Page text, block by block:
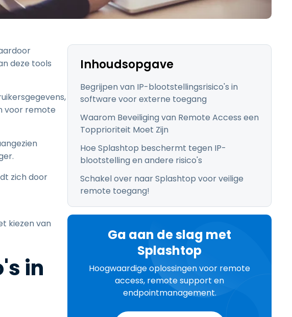
Ontdek alle sectoren
日本語
ภาษาไทย
Inhoudsopgave
Begrijpen van IP-blootstellingsrisico's in
software voor externe toegang
Waarom Beveiliging van Remote Access een
Topprioriteit Moet Zijn
Hoe Splashtop beschermt tegen IP-
blootstelling en andere risico's
Schakel over naar Splashtop voor veilige
remote toegang!
Ga aan de slag met
Splashtop
Hoogwaardige oplossingen voor remote
access, remote support en
endpointmanagement.
deze tools
voor remote
zich door
kiezen van
in